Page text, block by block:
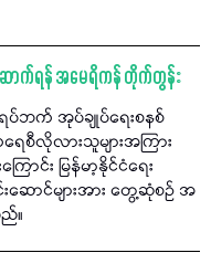
ဆောက်ရန် အမေရိကန် တိုက်တွန်း
ပ်ဘက် အုပ်ချုပ်ရေးစနစ်
ေစီလိုလားသူများအကြား
း မြန်မာ့နိုင်ငံရေး
ဆောင်များအား တွေ့ဆုံစဉ် အ
။